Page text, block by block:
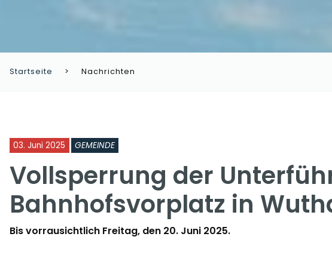
Startseite Nachrichten
03. Juni 2025 GEMEINDE
Vollsperrung der
Bahnhofsvorplatz in
Bis vorrausichtlich Freitag, den 20. Juni 2025.